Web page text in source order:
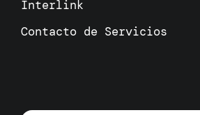
Interlink
Contacto de Servicios